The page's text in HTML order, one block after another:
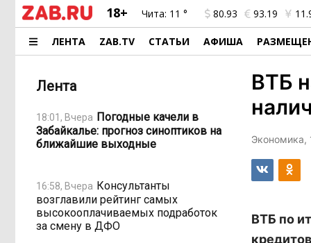
18+ Чита: 11 ° 80.93 93.19
ЛЕНТА ZAB.TV СТАТЬИ АФИША
Лента
18:01, Вчера Погодные качели в
Забайкалье: прогноз синоптиков на
ближайшие выходные
16:58, Вчера Консультанты
возглавили рейтинг самых
высокооплачиваемых подработок
за смену в ДФО
ВТБ
Экономика,
ВТБ по